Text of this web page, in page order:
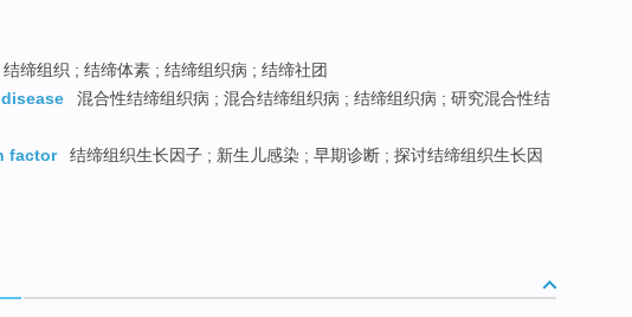
结缔组织 ; 结缔体素 ; 结缔组织病 ; 结缔社团
混合性结缔组织病 ; 混合结缔组织病 ; 结缔组织病 ; 研究混合性结
factor
结缔组织生长因子 ; 新生儿感染 ; 早期诊断 ; 探讨结缔组织生长因